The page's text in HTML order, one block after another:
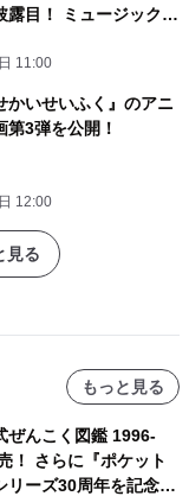
露目！ ミュージックビ
ーボイスが公開され
が盛りだくさん！
11:00
かいせいふく』のアニ
第3弾を公開！
12:00
見る
もっと見る
ぜんこく図鑑 1996-
！ さらに『ポケット
リーズ30周年を記念し